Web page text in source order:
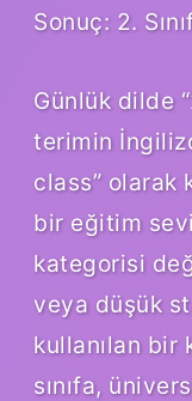
Sonuç: 2.
Günlük dilde
terimin
class” olarak
bir eğitim
kategorisi
veya düşük
kullanılan bir
sınıfa,